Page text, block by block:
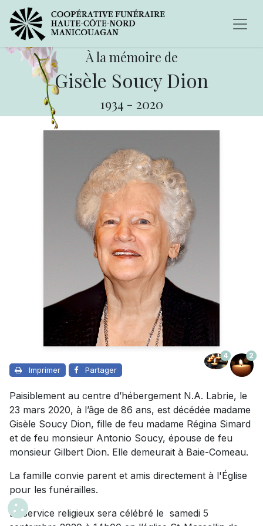
À la mémoire de
Gisèle Soucy Dion
1934 - 2020
Imprimer Partager
4 2
Paisiblement au centre d’hébergement N.A. Labrie, le
23 mars 2020, à l’âge de 86 ans, est décédée madame
Gisèle Soucy Dion, fille de feu madame Régina Simard
et de feu monsieur Antonio Soucy, épouse de feu
monsieur Gilbert Dion. Elle demeurait à Baie-Comeau.
La famille convie parent et amis directement à l'Église
pour les funérailles.
Le service religieux sera célébré le samedi 5